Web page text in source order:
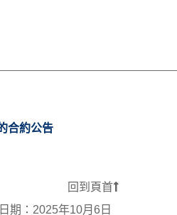
合約公告
回到頁首
期： 2025年10月6日